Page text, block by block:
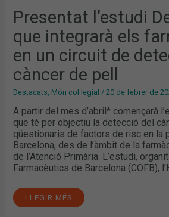
Presentat l’estudi
que integrarà els
en un circuit de
càncer de pell
Destacats, Món col·legial /20 de febrer de
A partir del mes d’abril* començarà
que té per objectiu la detecció del
qüestionaris de factors de risc en la
Barcelona, des de l’àmbit de la
de l’Atenció Primària. L’estudi,
Farmacèutics de Barcelona (COFB),
UN
CIRCUIT
DE
DETECCIÓ
CÀNCER
DE
PELL
LLEGIR MÉS